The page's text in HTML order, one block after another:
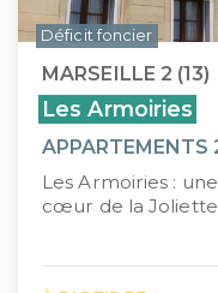
MARSEILLE 2 (13)
Les Armoiries
APPARTEMENTS
Les Armoiries :
cœur de la Joliette
Déficit foncier